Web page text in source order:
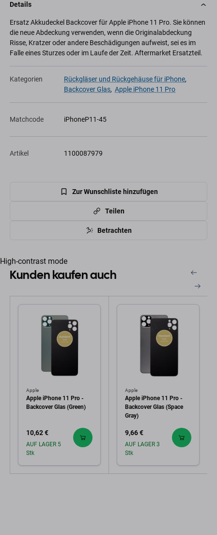
Details
Ersatz Akkudeckel Backcover für Apple iPhone 11 Pro. Sie können
die neue Abdeckung verwenden, wenn die Originalabdeckung
Risse, Kratzer oder andere Beschädigungen aufweist, sei es im
Falle eines Sturzes oder im Laufe der Zeit. Aftermarket Ersatzteil.
Kategorien Rückgläser und Rückgehäuse für iPhone,
Backcover Glas, Apple iPhone 11 Pro
Matchcode iPhoneP11-45
Artikel 1100087979
Zur Wunschliste hinzufügen
Teilen
Betrachten
High-contrast mode
Kunden kaufen auch
Apple
Apple iPhone 11 Pro -
Backcover Glas (Green)
10,62 €
AUF LAGER 5
Stk
Apple
Apple iPhone 11 Pro -
Backcover Glas (Space
Gray)
9,66 €
AUF LAGER 3
Stk